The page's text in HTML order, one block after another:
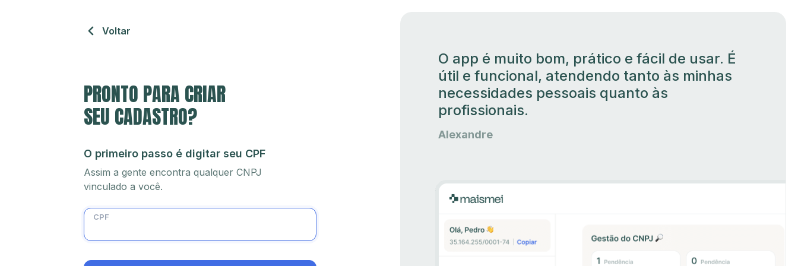
O app é muito bom, prático e fácil de usar. É
útil e funcional, atendendo tanto às minhas
necessidades pessoais quanto às
profissionais.
Alexandre
Voltar
PRONTO PARA CRIAR
SEU CADASTRO?
O primeiro passo é digitar seu CPF
Assim a gente encontra qualquer CNPJ
vinculado a você.
CPF